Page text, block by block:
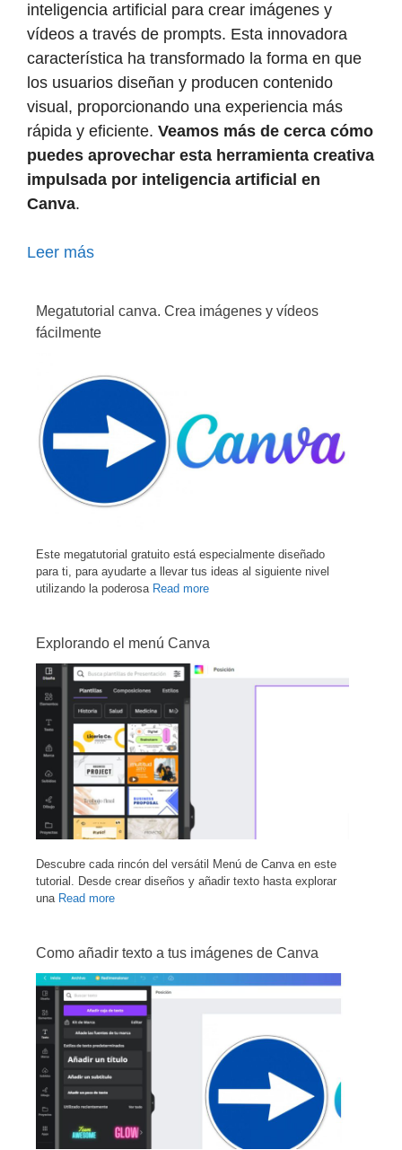
inteligencia artificial para crear imágenes y
vídeos a través de prompts. Esta innovadora
característica ha transformado la forma en que
los usuarios diseñan y producen contenido
visual, proporcionando una experiencia más
rápida y eficiente. Veamos más de cerca cómo
puedes aprovechar esta herramienta creativa
impulsada por inteligencia artificial en
Canva.
Leer más
Megatutorial canva. Crea imágenes y vídeos
fácilmente
Este megatutorial gratuito está especialmente diseñado
para ti, para ayudarte a llevar tus ideas al siguiente nivel
utilizando la poderosa Read more
Explorando el menú Canva
Descubre cada rincón del versátil Menú de Canva en este
tutorial. Desde crear diseños y añadir texto hasta explorar
una Read more
Como añadir texto a tus imágenes de Canva